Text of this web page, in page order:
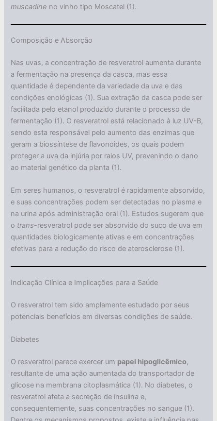
muscadine no vinho tipo Moscatel (1).
Composição e Absorção
Nas uvas, a concentração de resveratrol aumenta durante
a fermentação na presença da casca, mas essa
quantidade é dependente da variedade da uva e das
condições enológicas (1). Sua extração da casca pode ser
facilitada pelo etanol produzido durante o processo de
fermentação (1). O resveratrol está relacionado à luz UV-B,
sendo esta responsável pelo aumento das enzimas que
geram a biossíntese de flavonoides, os quais podem
proteger a uva da injúria por raios UV, prevenindo o dano
ao material genético da planta (1).
Em seres humanos, o resveratrol é rapidamente absorvido,
e suas concentrações podem ser detectadas no plasma e
na urina após administração oral (1). Estudos sugerem que
o trans-resveratrol pode ser absorvido do suco de uva em
quantidades biologicamente ativas e em concentrações
efetivas para a redução do risco de aterosclerose (1).
Indicação Clínica e Implicações para a Saúde
O resveratrol tem sido amplamente estudado por seus
potenciais benefícios em diversas condições de saúde.
Diabetes
O resveratrol parece exercer um papel hipoglicêmico,
resultante de uma ação aumentada do transportador de
glicose na membrana citoplasmática (1). No diabetes, o
resveratrol afeta a secreção de insulina e,
consequentemente, suas concentrações no sangue (1).